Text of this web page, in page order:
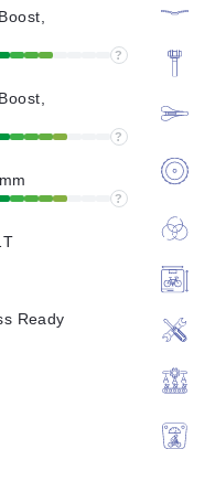
?
?
?
Ready